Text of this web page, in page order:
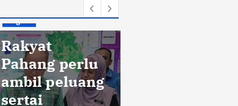
Negeri
Rakyat
Pahang perlu
ambil peluang
sertai